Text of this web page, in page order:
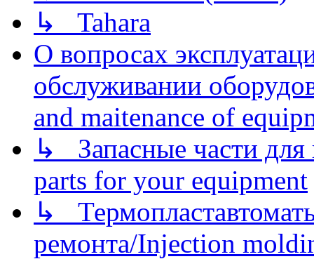
↳ Tahara
О вопросах
обслуживании
and maitenance of
↳ Запасные части для
parts for your equipment
↳
ремонта/Injection